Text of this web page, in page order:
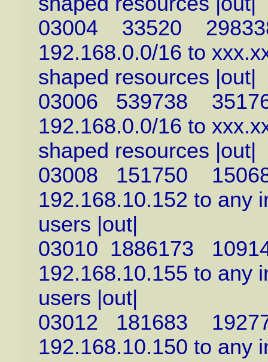
03004 33520
192.168.0.0/16 to
shaped resources |out|
03006 539738
192.168.0.0/16 to
shaped resources |out|
03008 151750
192.168.10.152 to any
users |out|
03010 1886173
192.168.10.155 to any
users |out|
03012 181683
192.168.10.150 to any